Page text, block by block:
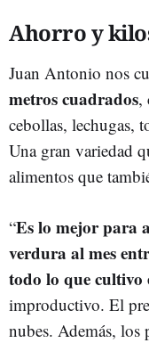
Ahorro y
Juan Antonio nos
metros cuadrados,
cebollas, lechugas,
Una gran variedad
alimentos que
“Es lo mejor para
verdura al mes
todo lo que cultivo
improductivo. El
nubes. Además,